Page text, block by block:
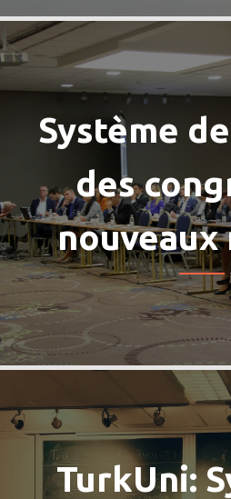
Système
des
nouveaux
TurkUni: